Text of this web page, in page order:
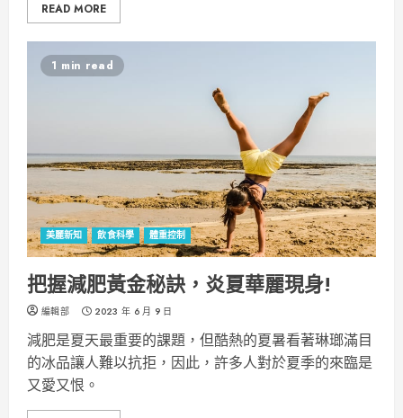
READ MORE
1 min read
美麗新知 飲食科學 體重控制
把握減肥黃金秘訣，炎夏華麗現身!
編輯部 2023 年 6 月 9 日
減肥是夏天最重要的課題，但酷熱的夏暑看著琳瑯滿目
的冰品讓人難以抗拒，因此，許多人對於夏季的來臨是
又愛又恨。